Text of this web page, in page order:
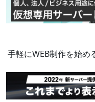
手軽にWEB制作を始め